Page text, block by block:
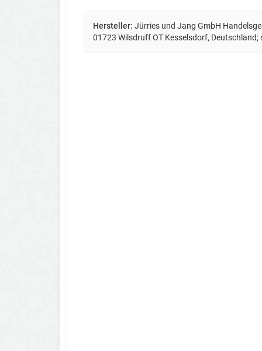
Hersteller: Jürries und Jang GmbH
01723 Wilsdruff OT Kesselsdorf, Deutschland;